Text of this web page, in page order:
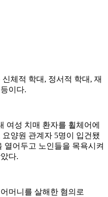
체적 학대, 정서적 학대, 재
이다.
여성 치매 환자를 휠체어에
양원 관계자 5명이 입건됐
열어두고 노인들을 목욕시켜
다.
머니를 살해한 혐의로